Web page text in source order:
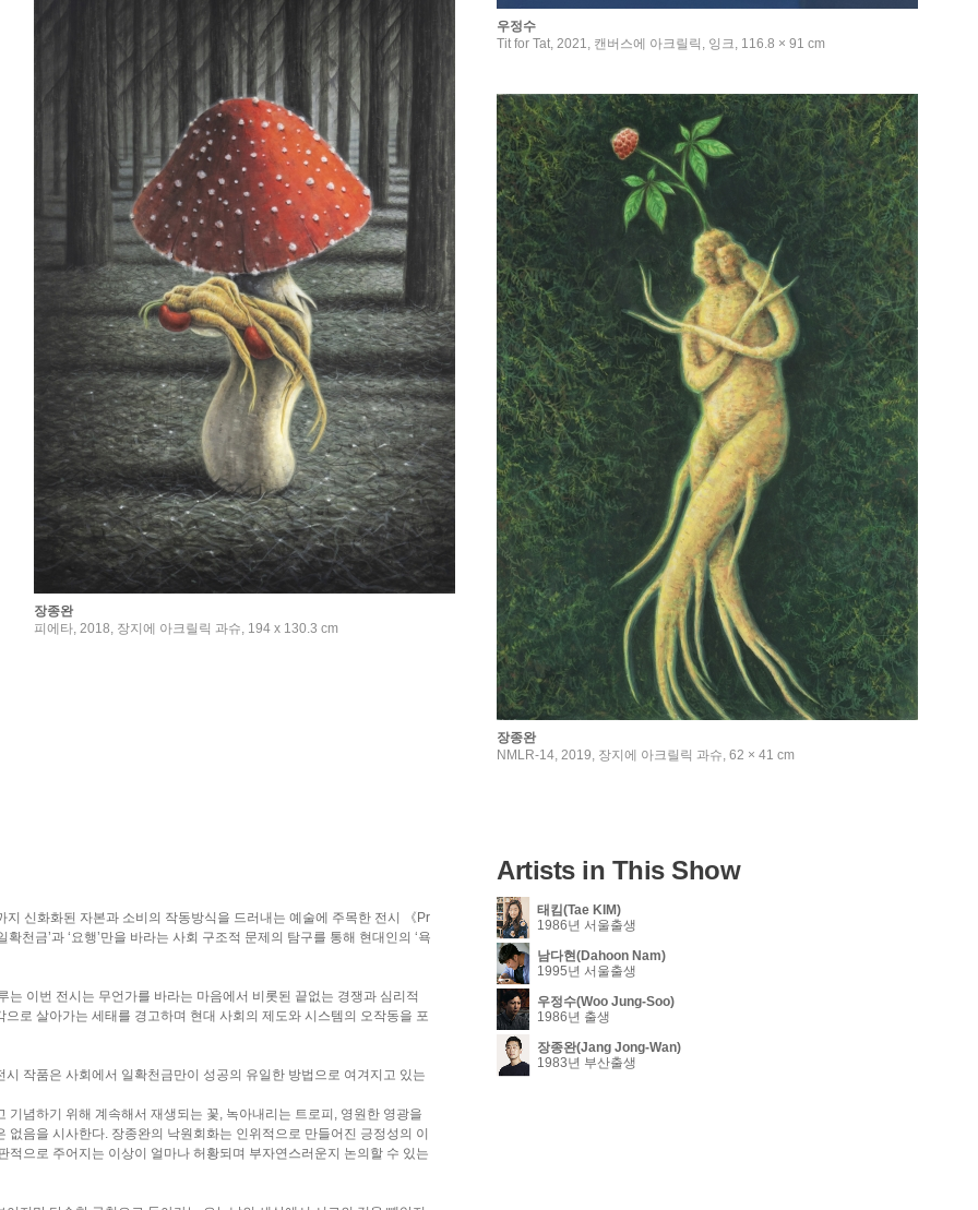
우정수
Tit for Tat, 2021, 캔버스에 아크릴릭, 잉크, 116.8 × 91 cm
장종완
피에타, 2018, 장지에 아크릴릭 과슈, 194 x 130.3 cm
장종완
NMLR-14, 2019, 장지에 아크릴릭 과슈, 62 × 41 cm
신화화된 자본과 소비의 작동방식을 드러내는 예술에 주목한 전시 《Pr
천금’과 ‘요행’만을 바라는 사회 구조적 문제의 탐구를 통해 현대인의 ‘욕
이번 전시는 무언가를 바라는 마음에서 비롯된 끝없는 경쟁과 심리적
로 살아가는 세태를 경고하며 현대 사회의 제도와 시스템의 오작동을 포
작품은 사회에서 일확천금만이 성공의 유일한 방법으로 여겨지고 있는
념하기 위해 계속해서 재생되는 꽃, 녹아내리는 트로피, 영원한 영광을
음을 시사한다. 장종완의 낙원회화는 인위적으로 만들어진 긍정성의 이
으로 주어지는 이상이 얼마나 허황되며 부자연스러운지 논의할 수 있는
Artists in This Show
태킴(Tae KIM)
1986년 서울출생
남다현(Dahoon Nam)
1995년 서울출생
우정수(Woo Jung-Soo)
1986년 출생
장종완(Jang Jong-Wan)
1983년 부산출생